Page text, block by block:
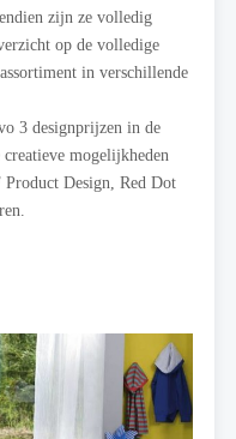
zijn ze volledig
op de volledige
in verschillende
3 designprijzen in de
mogelijkheden
Design, Red Dot